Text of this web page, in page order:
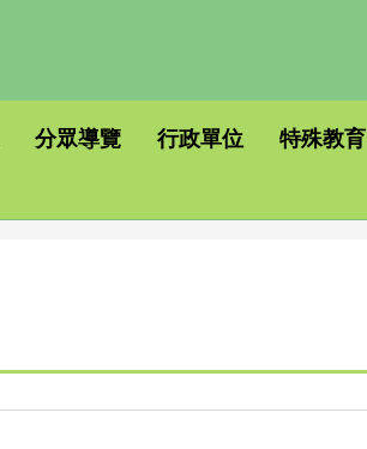
分眾導覽 行政單位 特殊教育